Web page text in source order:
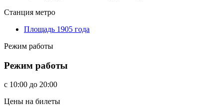
Станция метро
Площадь 1905 года
Режим работы
Режим работы
c 10:00 до 20:00
Цены на билеты